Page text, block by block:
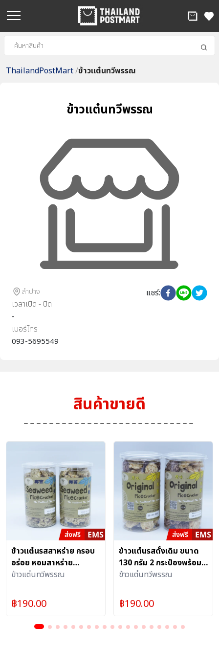
ThailandPostMart/ข้าวแต๋นทวีพรรณ
ข้าวแต๋นทวีพรรณ
ลำปาง
เวลาเปิด - ปิด
-
เบอร์โทร
093-5695549
แชร์:
สินค้าขายดี
ข้าวแต๋นรสสาหร่าย กรอบ
อร่อย หอมสาหร่าย
กระป๋องพร้อมฝาดึง
ข้าวแต๋นทวีพรรณ
฿190.00
ข้าวแต๋นรสดั้งเดิม ขนาด
130 กรัม 2 กระป๋องพร้อม
ฝาดึง
ข้าวแต๋นทวีพรรณ
฿190.00